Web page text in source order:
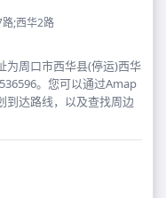
;西华2路
为周口市西华县(停运)西华
。您可以通过Amap
到达路线，以及查找周边